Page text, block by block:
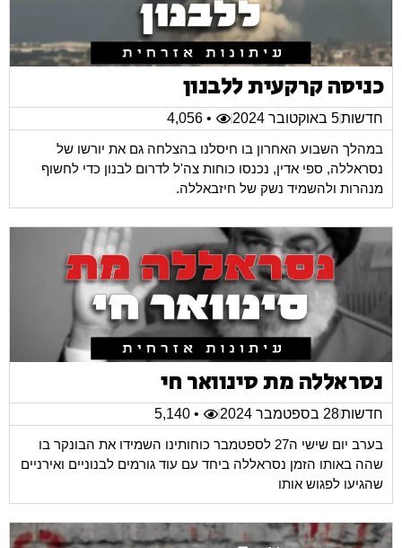
כניסה קרקעית ללבנון
חדשות5 באוקטובר 2024
• 4,056
במהלך השבוע האחרון בו חיסלנו בהצלחה גם את יורשו של
נסראללה, ספי אדין, נכנסו כוחות צה'ל לדרום לבנון כדי לחשוף
מנהרות ולהשמיד נשק של חיזבאללה.
נסראללה מת סינוואר חי
חדשות28 בספטמבר 2024
• 5,140
בערב יום שישי ה27 לספטמבר כוחותינו השמידו את הבונקר בו
שהה באותו הזמן נסראללה ביחד עם עוד גורמים לבנוניים ואירניים
שהגיעו לפגוש אותו